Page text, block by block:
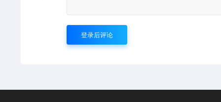
登录后评论